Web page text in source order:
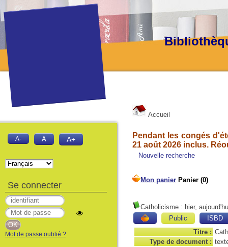
Accueil
Pendant les congés
21 août 2026 inclus.
Nouvelle recherche
Catholicisme : hier,
Public
ISBD
Titre :
Type de document :
A- A A+
Se connecter
Mot de passe oublié ?